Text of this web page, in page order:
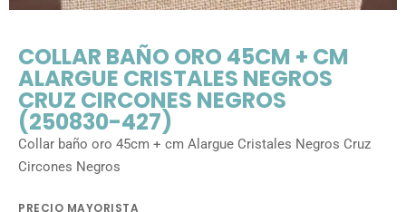
COLLAR BAÑO ORO 45CM + CM
ALARGUE CRISTALES NEGROS
CRUZ CIRCONES NEGROS
(250830-427)
Collar baño oro 45cm + cm Alargue Cristales Negros Cruz
Circones Negros
PRECIO MAYORISTA